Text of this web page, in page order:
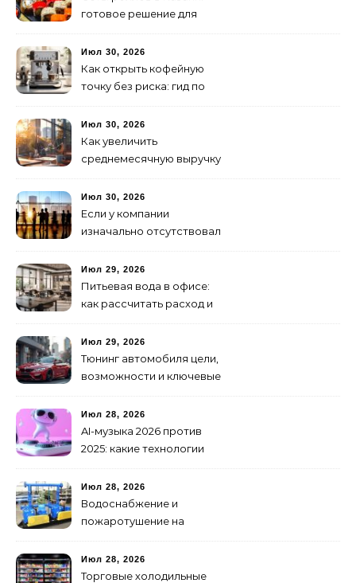
готовое решение для
друзьями
Июл 30, 2026
Как открыть кофейную
точку без риска: гид по
Июл 30, 2026
Как увеличить
среднемесячную выручку
лишних затрат
Июл 30, 2026
Если у компании
изначально отсутствовал
как не утонуть в хаосе
Июл 29, 2026
Питьевая вода в офисе:
как рассчитать расход и
Июл 29, 2026
Тюнинг автомобиля цели,
возможности и ключевые
транспортных средств
Июл 28, 2026
AI-музыка 2026 против
2025: какие технологии
создание клипов
изменилось навсегда
Июл 28, 2026
Водоснабжение и
пожаротушение на
оборудование
предусмотреть заранее
Июл 28, 2026
Торговые холодильные